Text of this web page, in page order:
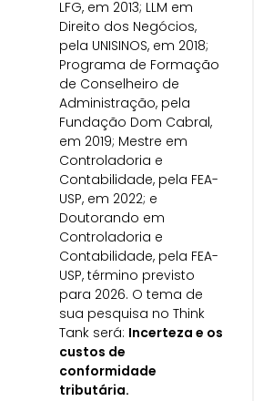
LFG, em 2013; LLM em
Direito dos Negócios,
pela UNISINOS, em 2018;
Programa de Formação
de Conselheiro de
Administração, pela
Fundação Dom Cabral,
em 2019; Mestre em
Controladoria e
Contabilidade, pela FEA-
USP, em 2022; e
Doutorando em
Controladoria e
Contabilidade, pela FEA-
USP, término previsto
para 2026. O tema de
sua pesquisa no Think
Tank será: Incerteza e os
custos de
conformidade
tributária.